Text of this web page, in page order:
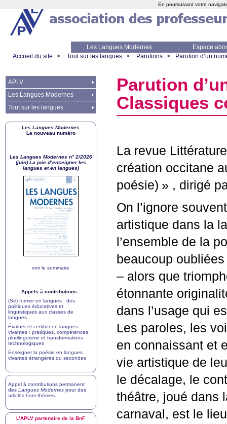
Les Langues Modernes
Espace
Accueil du site
> Tout sur les langues > Parutions > Parution d’un
Parution
Classiques
La revue
création occitane
poésie) » , dirigé
On l’ignore
artistique dans la
l’ensemble de la
beaucoup
– alors que
étonnante
dans l’usage qui
Les paroles, les
en connaissant et
vie artistique de
le décalage, le
théâtre, joué dans
carnaval, est le
APLV
Les Langues Modernes
Tout sur les langues
Les Langues Modernes
Le nouveau numéro
Les Langues Modernes n° 2/2026
(juin) La joie d’enseigner les
langues et en langues)
voir le sommaire
Appels à contributions :
(Se) former en langues : des
politiques éducatives et
linguistiques aux classes de
langues
Évaluer et certifier en langues
vivantes : pratiques, compétences,
plurilinguisme et transformations
technologiques
Enseigner la poésie en langues
vivantes étrangères ou secondes
Appel à contributions permanent
des Langues Modernes pour des
articles hors-thèmes
L’APLV partenaire de la BnF
En poursuivant votre